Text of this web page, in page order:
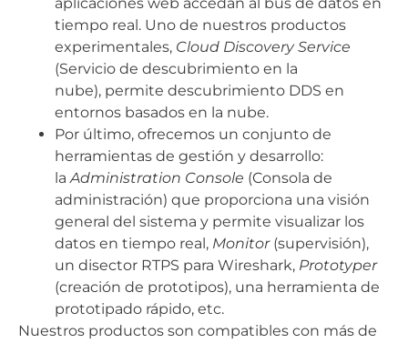
aplicaciones web accedan al bus de datos en
tiempo real. Uno de nuestros productos
experimentales, Cloud Discovery Service
(Servicio de descubrimiento en la
nube), permite descubrimiento DDS en
entornos basados en la nube.
Por último, ofrecemos un conjunto de
herramientas de gestión y desarrollo:
laAdministration Console (Consola de
administración) que proporciona una visión
general del sistema y permite visualizar los
datos en tiempo real, Monitor(supervisión),
un disector RTPS para Wireshark, Prototyper
(creación de prototipos), una herramienta de
prototipado rápido, etc.
Nuestros productos son compatibles con más de